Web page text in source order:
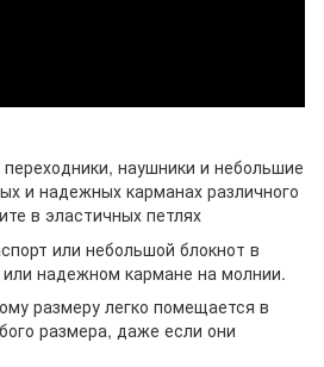
наушники и небольшие
и надежных карманах различного
в эластичных петлях
или небольшой блокнот в
надежном кармане на молнии.
размеру легко помещается в
размера, даже если они